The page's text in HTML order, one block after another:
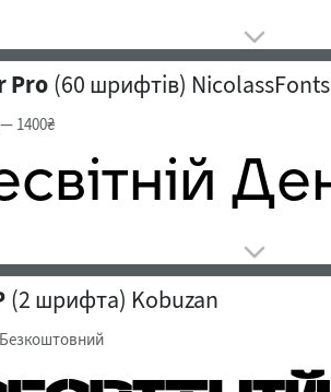
Pro (60 шрифтів) NicolassFonts
1400₴
(2 шрифта) Kobuzan